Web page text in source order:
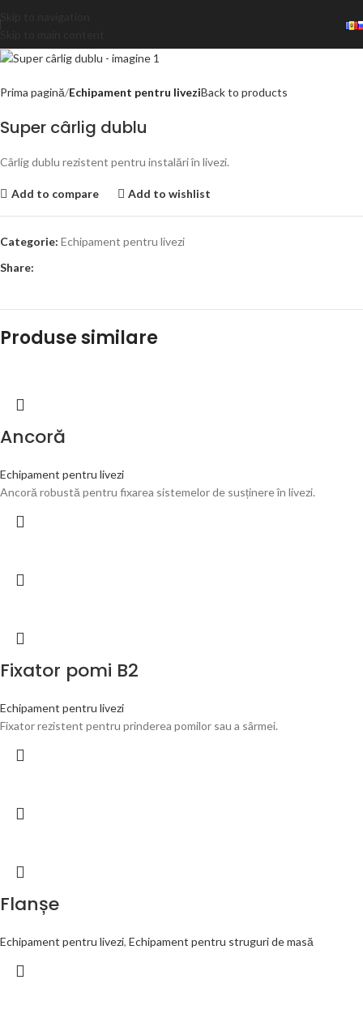
Prima pagină Echipament pentru liveziBack to products
Super cârlig dublu
Cârlig dublu rezistent pentru instalări în livezi.
Add to compare Add to wishlist
Categorie: Echipament pentru livezi
Share:
Produse similare
Ancoră
Echipament pentru livezi
Ancoră robustă pentru fixarea sistemelor de susținere în livezi.
Fixator pomi B2
Echipament pentru livezi
Fixator rezistent pentru prinderea pomilor sau a sârmei.
Flanșe
Echipament pentru livezi, Echipament pentru struguri de masă